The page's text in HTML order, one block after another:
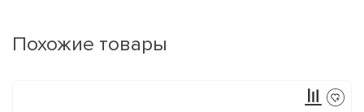
Похожие товары